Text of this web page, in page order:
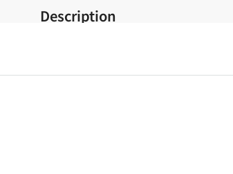
Description